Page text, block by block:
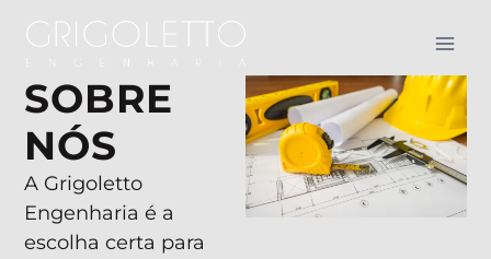
SOBRE
NÓS
A Grigoletto
Engenharia é a
escolha certa para